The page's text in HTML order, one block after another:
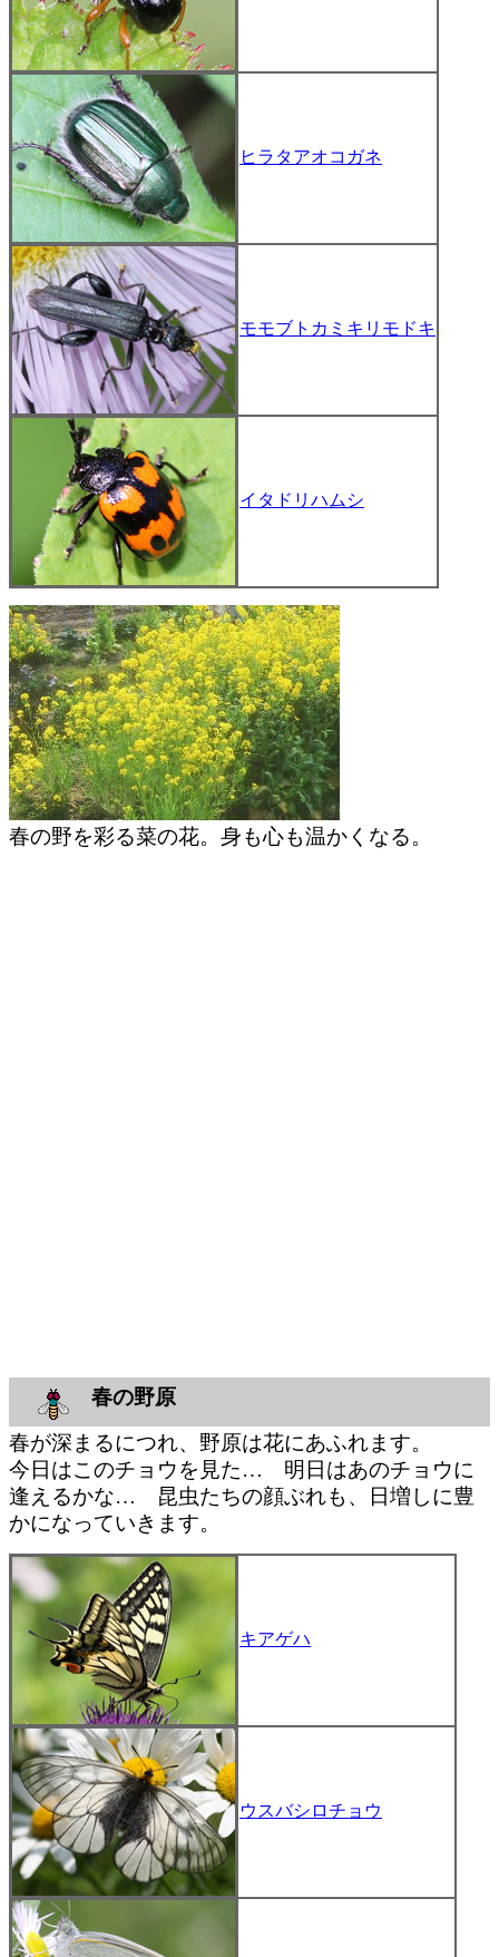
ヒラタアオコガネ
モモブトカミキリモドキ
イタドリハムシ
春の野を彩る菜の花。身も心も温かくなる。
春の野原
春が深まるにつれ、野原は花にあふれます。
今日はこのチョウを見た… 明日はあのチョウに
逢えるかな… 昆虫たちの顔ぶれも、日増しに豊
かになっていきます。
キアゲハ
ウスバシロチョウ